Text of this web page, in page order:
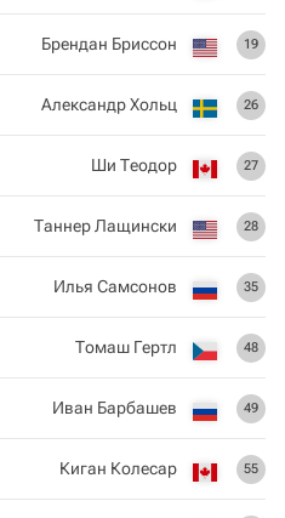
19
Брендан Бриссон
26
Александр Хольц
27
Ши Теодор
28
Таннер Лащински
35
Илья Самсонов
48
Томаш Гертл
49
Иван Барбашев
55
Киган Колесар